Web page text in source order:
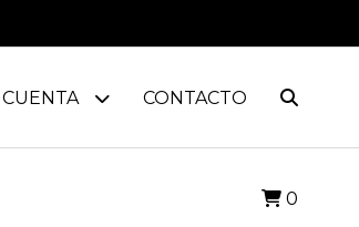
CUENTA CONTACTO
0